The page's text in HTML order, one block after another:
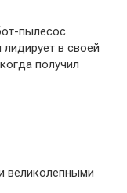
пылесос
в своей
получил
великолепными